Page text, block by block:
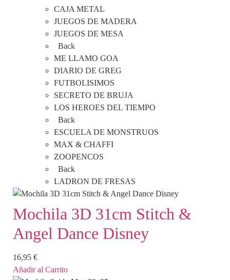
CAJA METAL
JUEGOS DE MADERA
JUEGOS DE MESA
Back
ME LLAMO GOA
DIARIO DE GREG
FUTBOLISIMOS
SECRETO DE BRUJA
LOS HEROES DEL TIEMPO
Back
ESCUELA DE MONSTRUOS
MAX & CHAFFI
ZOOPENCOS
Back
LADRON DE FRESAS
Mochila 3D 31cm Stitch &
Angel Dance Disney
16,95 €
Añadir al Carrito